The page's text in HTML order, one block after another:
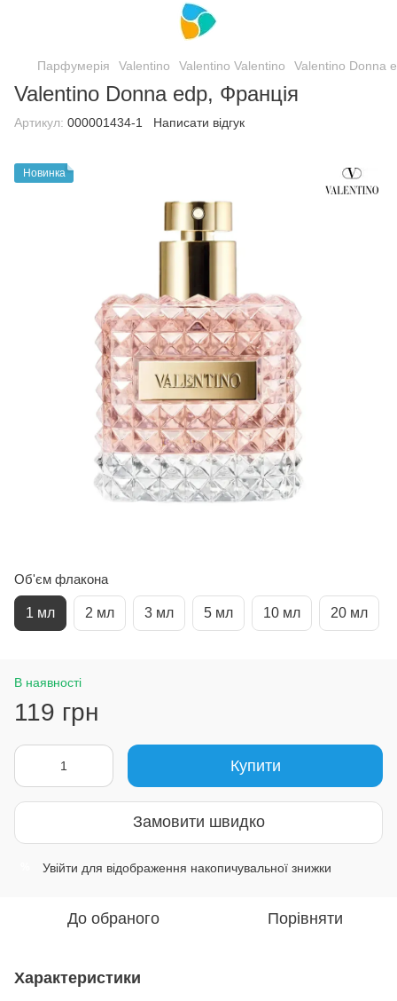
Парфумерія Valentino Valentino Valentino Valentino Donna
Valentino Donna edp, Франція
Артикул: 000001434-1 Написати відгук
Новинка
Об'єм флакона
1 мл 2 мл 3 мл 5 мл 10 мл 20 мл
В наявності
119 грн
Купити
Замовити швидко
Увійти для відображення накопичувальної знижки
До обраного Порівняти
Характеристики